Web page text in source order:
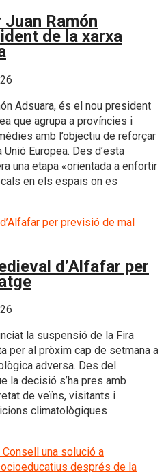
Juan Ramón
de la xarxa
Adsuara, és el nou president
que agrupa a províncies i
amb l’objectiu de reforçar
Europea. Des d’esta
una etapa «orientada a enfortir
en els espais on es
d’Alfafar per
la suspensió de la Fira
per al pròxim cap de setmana a
adversa. Des del
la decisió s’ha pres amb
de veïns, visitants i
climatològiques